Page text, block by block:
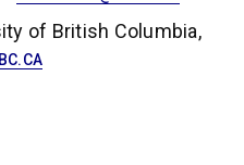
of British Columbia,